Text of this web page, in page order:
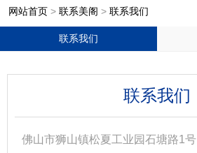
网站首页> 联系美阁 > 联系我们
联系我们
联系我们
佛山市狮山镇松夏工业园石塘路1号